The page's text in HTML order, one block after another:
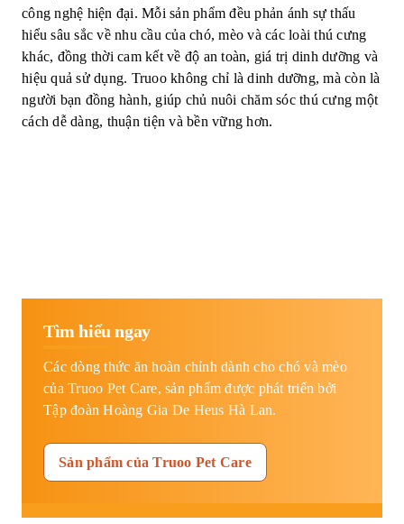
công nghệ hiện đại. Mỗi sản phẩm đều phản ánh sự thấu
hiểu sâu sắc về nhu cầu của chó, mèo và các loài thú cưng
khác, đồng thời cam kết về độ an toàn, giá trị dinh dưỡng và
hiệu quả sử dụng. Truoo không chỉ là dinh dưỡng, mà còn là
người bạn đồng hành, giúp chủ nuôi chăm sóc thú cưng một
cách dễ dàng, thuận tiện và bền vững hơn.
Tìm hiểu ngay
Các dòng thức ăn hoàn chỉnh dành cho chó và mèo
của Truoo Pet Care, sản phẩm được phát triển bởi
Tập đoàn Hoàng Gia De Heus Hà Lan.
Sản phẩm của Truoo Pet Care